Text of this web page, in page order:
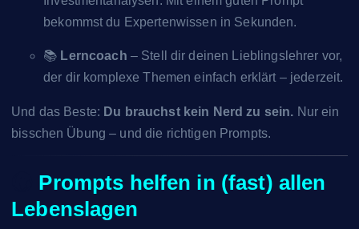
bekommst du Expertenwissen in Sekunden.
📚 Lerncoach – Stell dir deinen Lieblingslehrer vor,
der dir komplexe Themen einfach erklärt – jederzeit.
Und das Beste: Du brauchst kein Nerd zu sein. Nur ein
bisschen Übung – und die richtigen Prompts.
Prompts helfen in (fast) allen
Lebenslagen